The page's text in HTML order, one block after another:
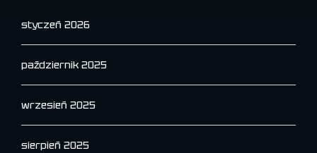
styczeń 2026
październik 2025
wrzesień 2025
sierpień 2025